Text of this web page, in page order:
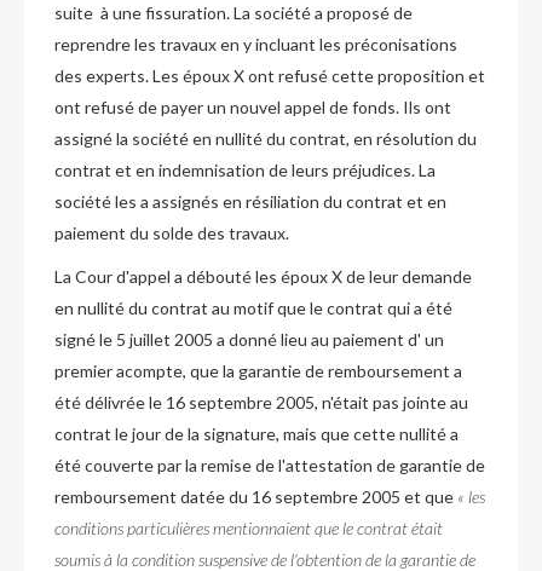
suite à une fissuration. La société a proposé de
reprendre les travaux en y incluant les préconisations
des experts. Les époux X ont refusé cette proposition et
ont refusé de payer un nouvel appel de fonds. Ils ont
assigné la société en nullité du contrat, en résolution du
contrat et en indemnisation de leurs préjudices. La
société les a assignés en résiliation du contrat et en
paiement du solde des travaux.
La Cour d'appel a débouté les époux X de leur demande
en nullité du contrat au motif que le contrat qui a été
signé le 5 juillet 2005 a donné lieu au paiement d' un
premier acompte, que la garantie de remboursement a
été délivrée le 16 septembre 2005, n'était pas jointe au
contrat le jour de la signature, mais que cette nullité a
été couverte par la remise de l'attestation de garantie de
remboursement datée du 16 septembre 2005 et que « les
conditions particulières mentionnaient que le contrat était
soumis à la condition suspensive de l'obtention de la garantie de